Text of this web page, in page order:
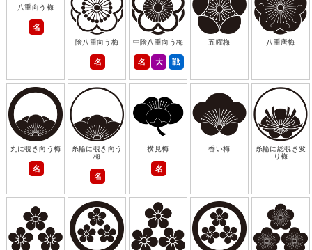
八重向う梅
名
陰八重向う梅
名
中陰八重向う梅
名 大 戦
五曜梅 八重唐梅
丸に覗き向う梅
名
糸輪に覗き向う
梅
名
横見梅
名
香い梅
糸輪に総覗き変
り梅